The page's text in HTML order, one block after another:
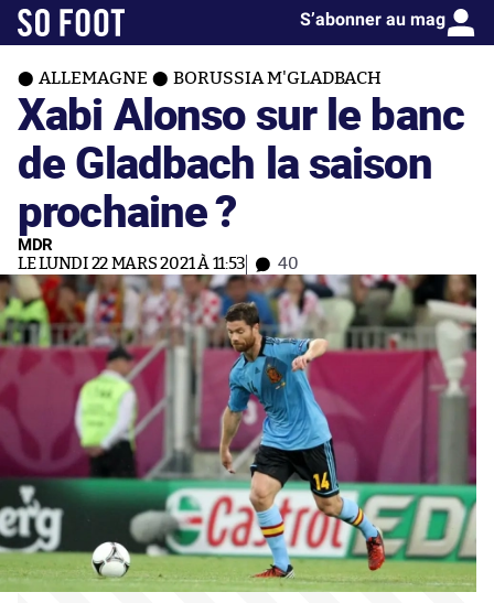
S’abonner au mag
ALLEMAGNE BORUSSIA M'GLADBACH
Xabi Alonso sur le banc
de Gladbach la saison
prochaine ?
MDR
LE LUNDI 22 MARS 2021 À 11:53 40